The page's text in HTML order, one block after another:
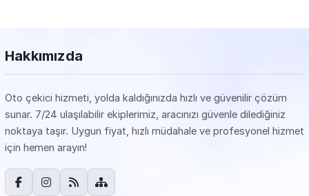
Hakkımızda
Oto çekici hizmeti, yolda kaldığınızda hızlı ve güvenilir çözüm
sunar. 7/24 ulaşılabilir ekiplerimiz, aracınızı güvenle dilediğiniz
noktaya taşır. Uygun fiyat, hızlı müdahale ve profesyonel hizmet
için hemen arayın!